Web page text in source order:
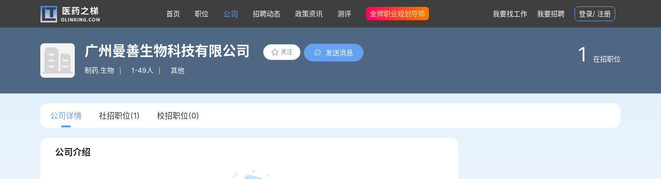
首页 职位 公司 招聘动态 政策资讯 测评 金牌职业规划导师 我要找工作 我要招聘 登录/ 注册
广州曼善生物科技有限公司 关注 发送消息
制药.生物 1-49人 其他
1 在招职位
公司详情 社招职位(1) 校招职位(0)
公司介绍